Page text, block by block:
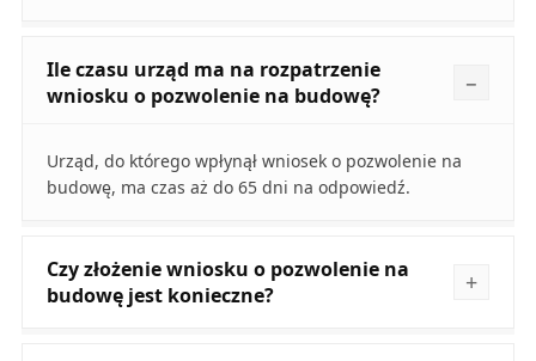
Ile czasu urząd ma na rozpatrzenie
wniosku o pozwolenie na budowę?
Urząd, do którego wpłynął wniosek o pozwolenie na
budowę, ma czas aż do 65 dni na odpowiedź.
Czy złożenie wniosku o pozwolenie na
budowę jest konieczne?